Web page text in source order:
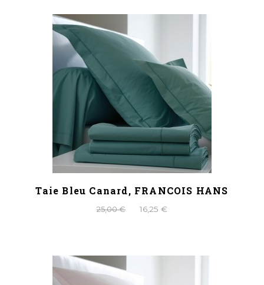
Taie Bleu Canard, FRANCOIS HANS
25,00 € 16,25 €